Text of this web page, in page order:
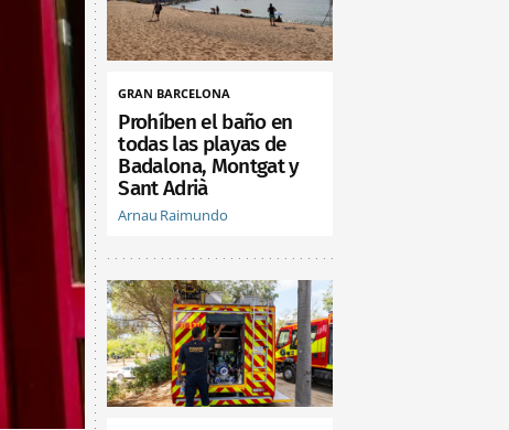
GRAN BARCELONA
Prohíben el baño en
todas las playas de
Badalona, Montgat y
Sant Adrià
Arnau Raimundo